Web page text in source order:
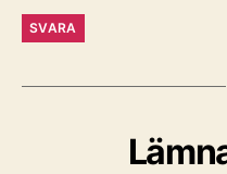
SVARA